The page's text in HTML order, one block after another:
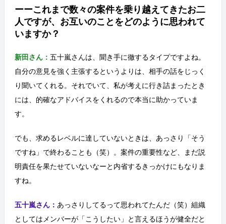
ーーこれまで数々の案件を乗り越えてきたお二
人ですが、お互いのことをどのように思われて
いますか？
新田さん： 五十嵐さんは、聞き手に徹するタイプですよね。
自分の意見を強く主張するというよりは、相手の話をじっく
り聞いてくれる。それでいて、私が考えに行き詰まったとき
には、的確なアドバイスをくれるので本当に助かっていま
す。
でも、求めるレベルに達していないときは、あっさり「そう
ですね」で終わることも（笑）。案件の重要性など、まだ説
明責任を果たせていないなーと内省するきっかけにもなりま
すね。
五十嵐さん： あっさりしてるって思われてたんだ（笑）組織
としてはメンバーが「こうしたい」と言えるほうが健全だと